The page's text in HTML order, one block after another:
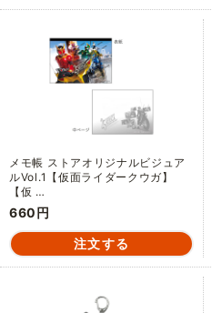
メモ帳 ストアオリジナルビジュア
ルVol.1【仮面ライダークウガ】
【仮 …
660円